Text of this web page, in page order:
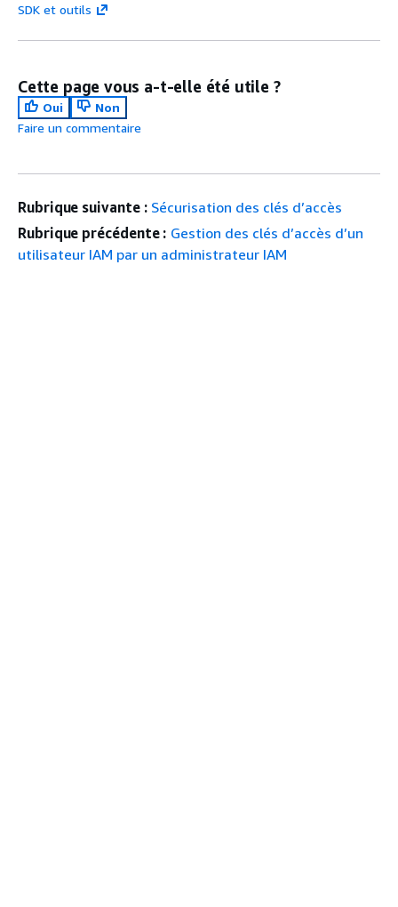
SDK et outils
Cette page vous a-t-elle été utile ?
Oui
Non
Faire un commentaire
Rubrique suivante : Sécurisation des clés d’accès
Rubrique précédente : Gestion des clés d’accès d’un
utilisateur IAM par un administrateur IAM